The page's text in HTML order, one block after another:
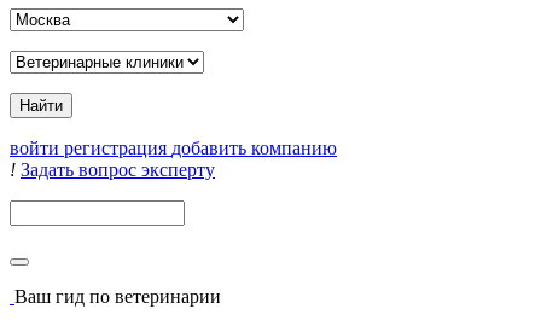
войти регистрация добавить компанию
! Задать вопрос эксперту
Ваш гид по ветеринарии